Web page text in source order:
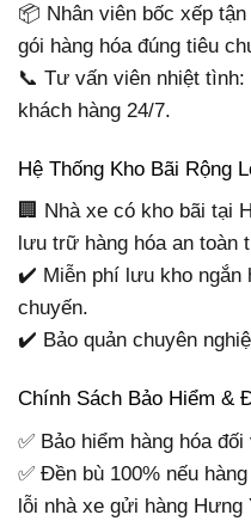
📦 Nhân viên bốc xếp
gói hàng hóa đúng tiêu
📞 Tư vấn viên nhiệt
khách hàng 24/7.
Hệ Thống Kho Bãi Rộng
🏢 Nhà xe có kho bãi tại
lưu trữ hàng hóa an toàn
✔️ Miễn phí lưu kho ngắn
chuyến.
✔️ Bảo quản chuyên
Chính Sách Bảo Hiểm &
✅ Bảo hiểm hàng hóa
✅ Đền bù 100% nếu
lỗi nhà xe gửi hàng Hưng